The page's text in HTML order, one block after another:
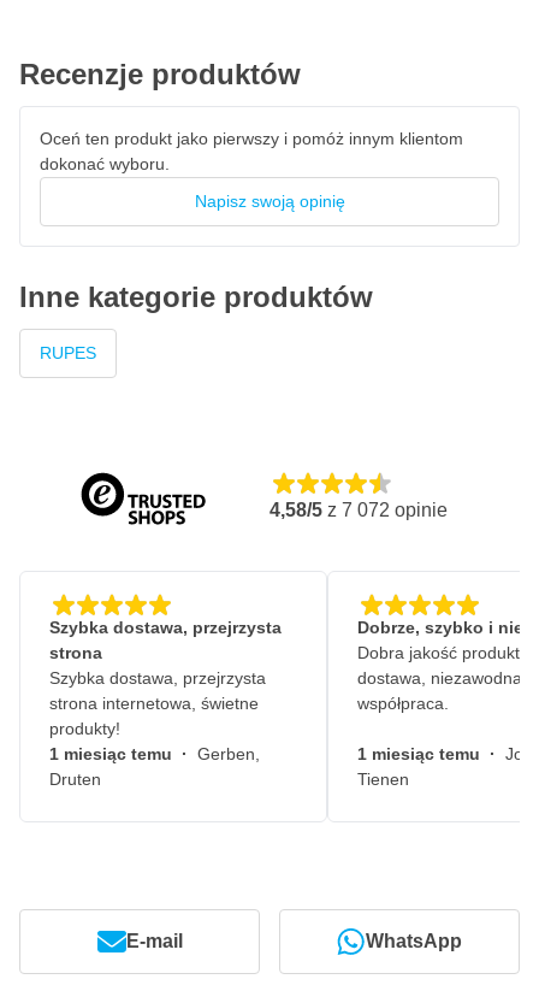
Nadaje się do różnych rodzajów lakierów
Doskonale współpracuje z grubymi padami polerskimi
Recenzje produktów
Oceń ten produkt jako pierwszy i pomóż innym klientom
dokonać wyboru.
Napisz swoją opinię
Inne kategorie produktów
RUPES
4,58/5 z 7 072 opinie
Szybka dostawa, przejrzysta
strona
Szybka dostawa, przejrzysta
strona internetowa, świetne
produkty!
1 miesiąc temu · Gerben,
Druten
Dobrze, szybko i
Dobra jakość
dostawa, niezawodna
współpraca.
1 miesiąc temu ·
Tienen
E-mail WhatsApp